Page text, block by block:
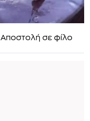
Αποστολή σε φίλο